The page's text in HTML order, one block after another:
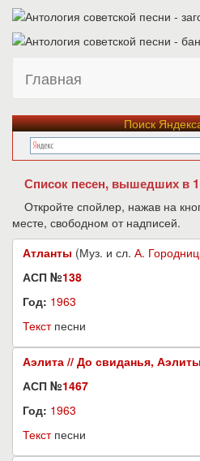
Главная
Поиск
Список песен, вышедших в
Откройте спойлер, нажав на
месте, свободном от надписей.
Атланты (Муз. и сл. А.
АСП №138
Год: 1963
Текстпесни
Аэлита // До свиданья,
АСП №1467
Год: 1963
Текстпесни